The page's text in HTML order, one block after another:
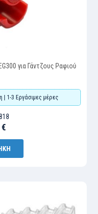
για Γάντζους Ραφιού
1-3 Εργάσιμες μέρες